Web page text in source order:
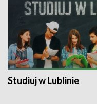
Studiuj w Lublinie